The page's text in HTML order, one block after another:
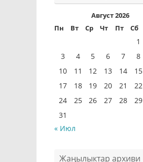
Август 2026
Пн
Вт Ср Чт Пт Сб
1
3
4 5 6 7 8
10
11 12 13 14 15
17
18 19 20 21 22
24
25 26 27 28 29
31
« Июл
Жаңылыктар архиви